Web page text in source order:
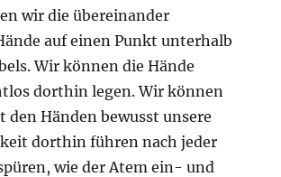
wir die übereinander
auf einen Punkt unterhalb
Wir können die Hände
dorthin legen. Wir können
den Händen bewusst unsere
dorthin führen nach jeder
wie der Atem ein- und